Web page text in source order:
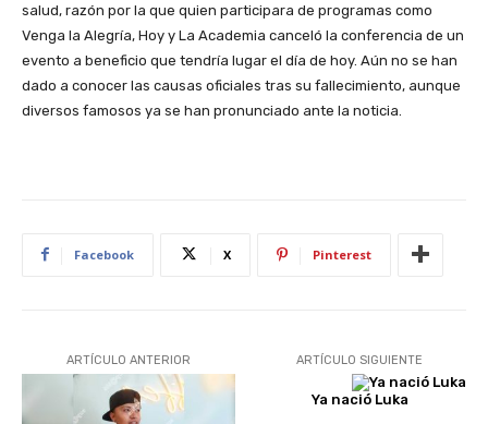
salud, razón por la que quien participara de programas como
Venga la Alegría, Hoy y La Academia canceló la conferencia de un
evento a beneficio que tendría lugar el día de hoy. Aún no se han
dado a conocer las causas oficiales tras su fallecimiento, aunque
diversos famosos ya se han pronunciado ante la noticia.
Facebook X Pinterest
ARTÍCULO ANTERIOR ARTÍCULO SIGUIENTE
Ya nació Luka